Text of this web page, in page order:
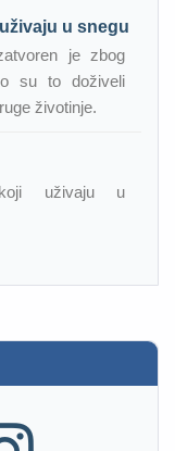
u snegu
je zbog
su to doživeli
životinje.
uživaju u